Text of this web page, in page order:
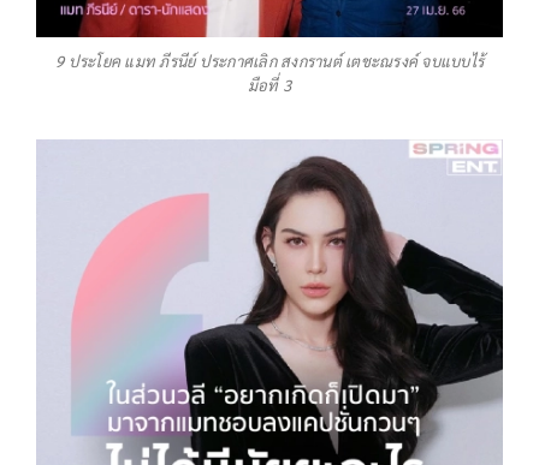
9 ประโยค แมท ภีรนีย์ ประกาศเลิก สงกรานต์ เตชะณรงค์ จบแบบไร้
มือที่ 3